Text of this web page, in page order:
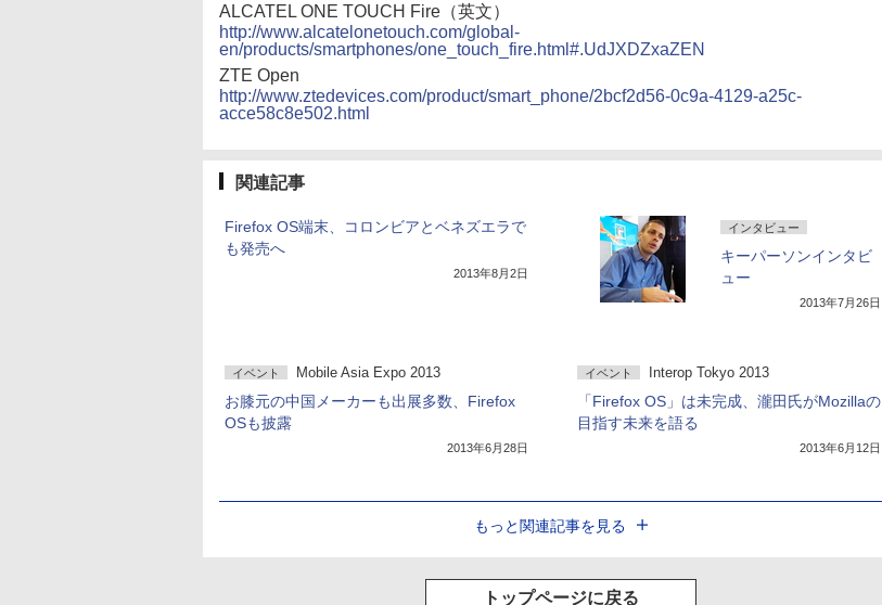
ALCATEL ONE TOUCH Fire（英文）
http://www.alcatelonetouch.com/global-
en/products/smartphones/one_touch_fire.html#.UdJXDZxaZEN
ZTE Open
http://www.ztedevices.com/product/smart_phone/2bcf2d56-0c9a-4129-a25c-
acce58c8e502.html
関連記事
Firefox OS端末、コロンビアとベネズエラで
も発売へ
2013年8月2日
インタビュー
キーパーソンインタビ
ュー
2013年7月26日
イベント Mobile Asia Expo 2013
お膝元の中国メーカーも出展多数、Firefox
OSも披露
2013年6月28日
イベント Interop Tokyo 2013
「Firefox OS」は未完成、瀧田氏がMozillaの
目指す未来を語る
2013年6月12日
もっと関連記事を見る
トップページに戻る